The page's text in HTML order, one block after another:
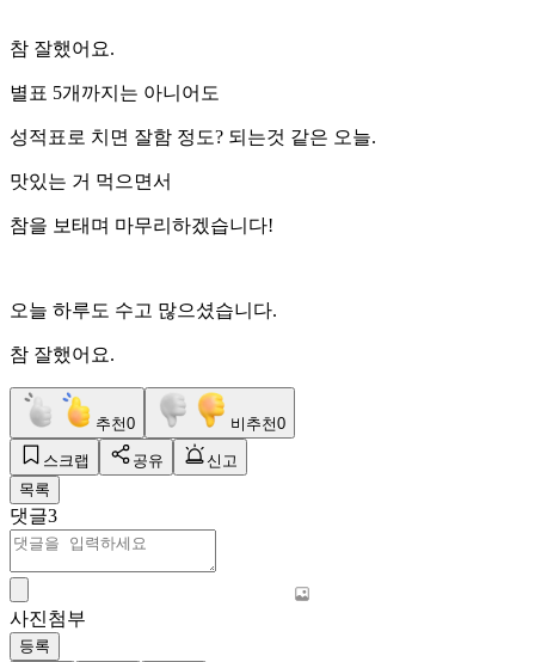
참 잘했어요.
별표 5개까지는 아니어도
성적표로 치면 잘함 정도? 되는것 같은 오늘.
맛있는 거 먹으면서
참을 보태며 마무리하겠습니다!
오늘 하루도 수고 많으셨습니다.
참 잘했어요.
추천0 비추천0
스크랩 공유
신고
목록
댓글3
사진첨부
등록